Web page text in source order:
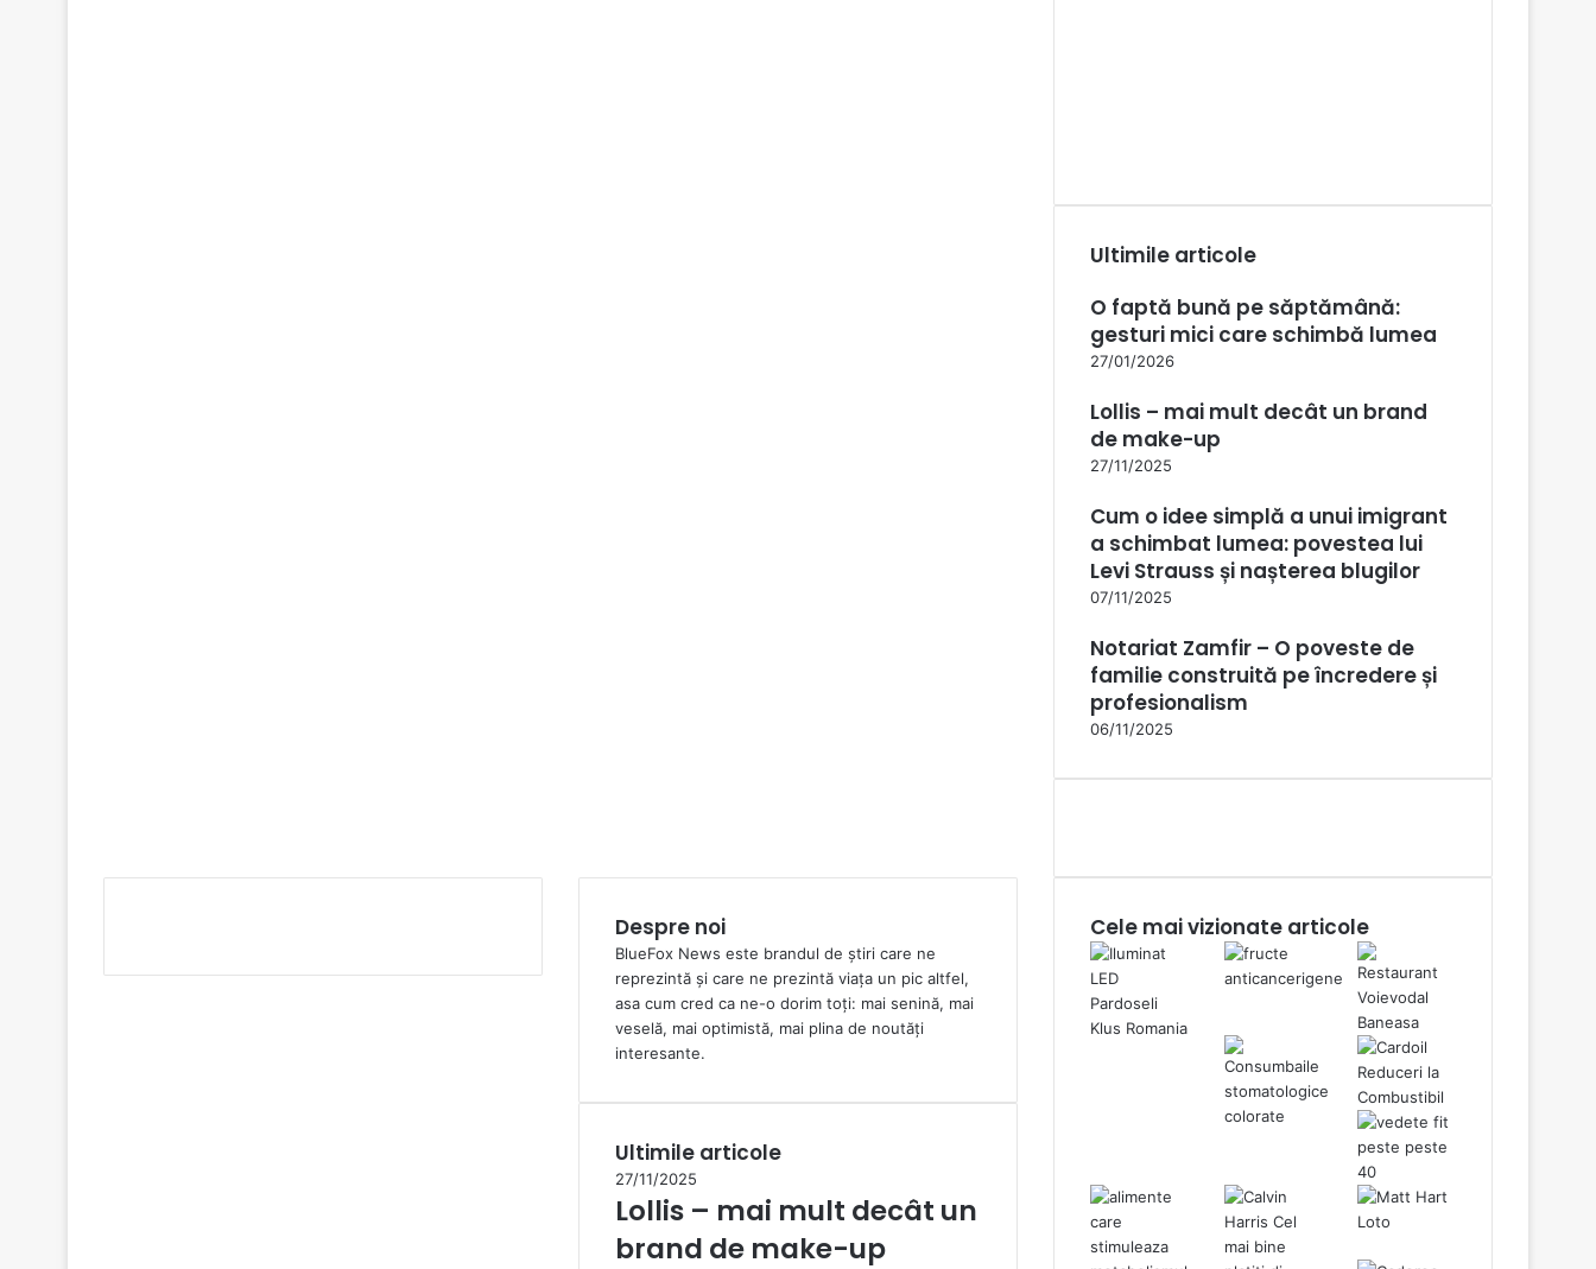
Ultimile articole
O faptă bună pe săptămână:
gesturi mici care schimbă lumea
27/01/2026
Lollis – mai mult decât un brand
de make-up
27/11/2025
Cum o idee simplă a unui imigrant
a schimbat lumea: povestea lui
Levi Strauss și nașterea blugilor
07/11/2025
Notariat Zamfir – O poveste de
familie construită pe încredere și
profesionalism
06/11/2025
Despre noi
BlueFox News este brandul de știri care ne
reprezintă și care ne prezintă viața un pic altfel,
asa cum cred ca ne-o dorim toți: mai senină, mai
veselă, mai optimistă, mai plina de noutăți
interesante.
Ultimile articole
27/11/2025
Lollis – mai mult decât un
brand de make-up
Cele mai vizionate articole